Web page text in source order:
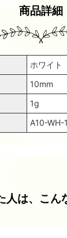
商品詳細
ホワイト
10mm
1g
A10-WH-
人は、こん